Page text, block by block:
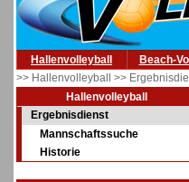
Hallenvolleyball Beach-
>> Hallenvolleyball >>
Hallenvolleyball
Ergebnisdienst
Mannschaftssuche
Historie